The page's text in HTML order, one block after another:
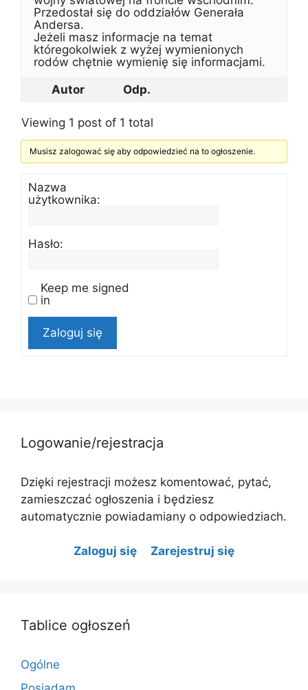
Przedostał się do oddziałów Generała
Andersa.
Jeżeli masz informacje na temat
któregokolwiek z wyżej wymienionych
rodów chętnie wymienię się informacjami.
Autor
Odp.
Viewing 1 post of 1 total
Musisz zalogować się aby odpowiedzieć na to ogłoszenie.
Nazwa
użytkownika:
Hasło:
Keep me signed
in
Zaloguj się
Logowanie/rejestracja
Dzięki rejestracji możesz komentować, pytać,
zamieszczać ogłoszenia i będziesz
automatycznie powiadamiany o odpowiedziach.
Zaloguj się Zarejestruj się
Tablice ogłoszeń
Ogólne